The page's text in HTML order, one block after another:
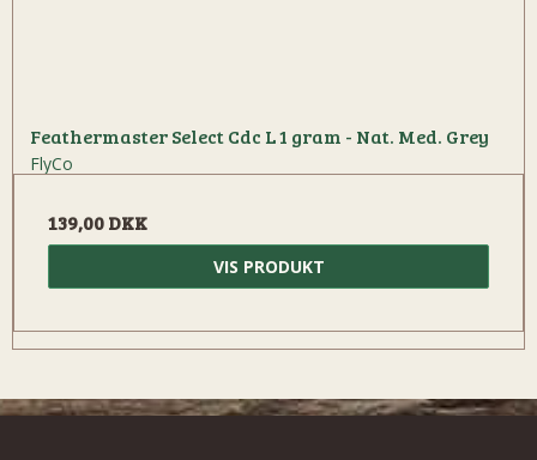
Feathermaster Select Cdc L 1 gram - Nat. Med. Grey
FlyCo
139,00 DKK
VIS PRODUKT